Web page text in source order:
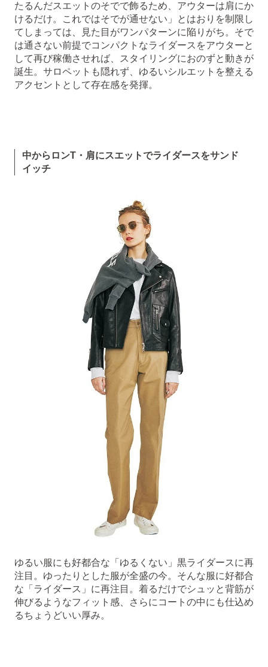
たるんだスエットのそでで飾るため、アウターは肩にか
けるだけ。これではそでが通せない」とはおりを制限し
てしまっては、見た目がワンパターンに陥りがち。そで
は通さない前提でコンパクトなライダースをアウターと
して再び稼働させれば、スタイリングにおのずと動きが
誕生。サロペットも隠れず、ゆるいシルエットを整える
アクセントとして存在感を発揮。
中からロンT・肩にスエットでライダースをサンド
イッチ
ゆるい服にも好都合な「ゆるくない」黒ライダースに再
注目。ゆったりとした服が全盛の今。そんな服に好都合
な「ライダース」に再注目。着るだけでシュッと背筋が
伸びるようなフィット感、さらにコートの中にも仕込め
るちょうどいい厚み。